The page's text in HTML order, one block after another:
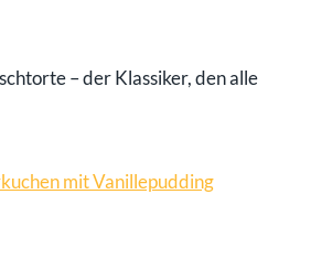
– der Klassiker, den alle